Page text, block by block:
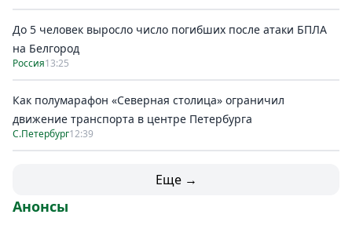
До 5 человек выросло число погибших после атаки БПЛА
на Белгород
Россия13:25
Как полумарафон «Северная столица» ограничил
движение транспорта в центре Петербурга
С.Петербург12:39
Еще →
Анонсы